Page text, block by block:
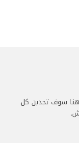
هنا سوف تجدين كل